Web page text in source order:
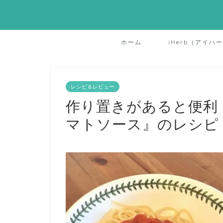
ホーム iHerb（アイハ
レシピ＆レビュー
作り置きがあると便
マトソース』のレシピ